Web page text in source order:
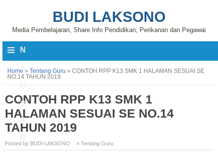
BUDI LAKSONO
Media Pembelajaran, Share Info Pendidikan, Perikanan dan Pegawai
≡ N
vi
g
a
Home » Tentang Guru » CONTOH RPP K13 SMK 1 HALAMAN SESUAI SE
NO.14 TAHUN 2019
CONTOH RPP K13 SMK 1
HALAMAN SESUAI SE NO.14
TAHUN 2019
Posted by BUDI LAKSONO » Tentang Guru